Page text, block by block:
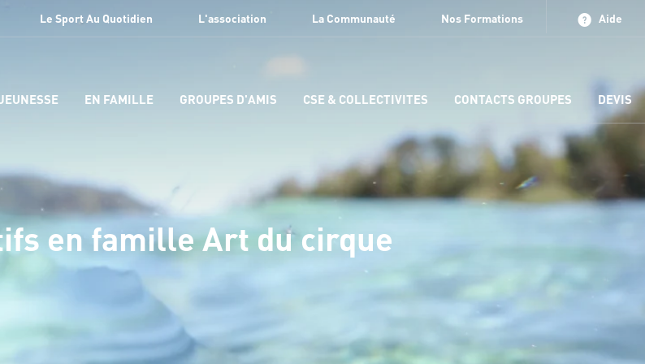
Le Sport Au Quotidien L'association La Communauté Nos Formations Aide
EN FAMILLE GROUPES D'AMIS CSE & COLLECTIVITES CONTACTS GROUPES DEVIS
en famille Art du cirque